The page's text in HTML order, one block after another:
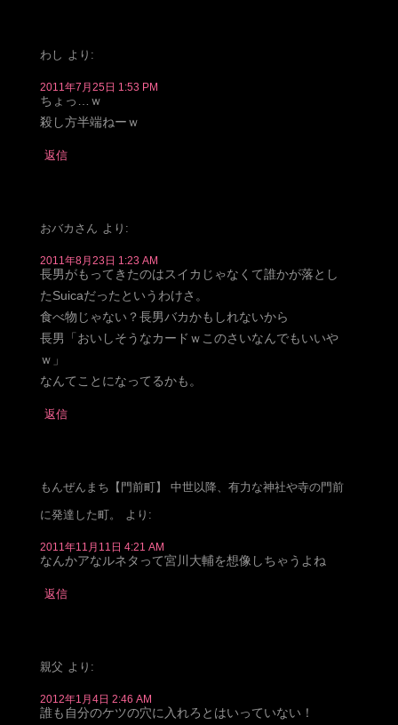
わし より:
2011年7月25日 1:53 PM
ちょっ…ｗ
殺し方半端ねーｗ
返信
おバカさん より:
2011年8月23日 1:23 AM
長男がもってきたのはスイカじゃなくて誰かが落とし
たSuicaだったというわけさ。
食べ物じゃない？長男バカかもしれないから
長男「おいしそうなカードｗこのさいなんでもいいや
ｗ」
なんてことになってるかも。
返信
もんぜんまち【門前町】 中世以降、有力な神社や寺の門前
に発達した町。 より:
2011年11月11日 4:21 AM
なんかアなルネタって宮川大輔を想像しちゃうよね
返信
親父 より:
2012年1月4日 2:46 AM
誰も自分のケツの穴に入れろとはいっていない！